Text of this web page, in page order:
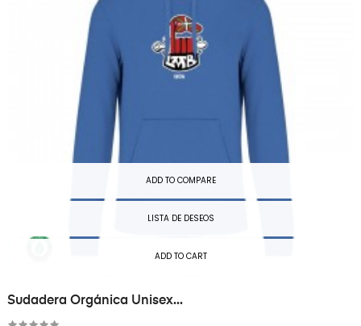
ADD TO COMPARE
LISTA DE DESEOS
ADD TO CART
Sudadera Orgánica Unisex...